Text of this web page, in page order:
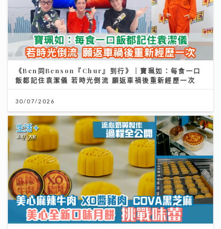
《Ben同Benson『Chur』到行》｜寶珮如：每食一口
飯都記住袁潔儀 若時光倒流 願返車禍後重新經歷一次
30/07/2026